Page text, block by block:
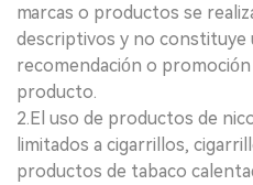
marcas o productos se
descriptivos y no constituye
recomendación o promoción
producto.
2.El uso de productos de
limitados a cigarrillos,
productos de tabaco